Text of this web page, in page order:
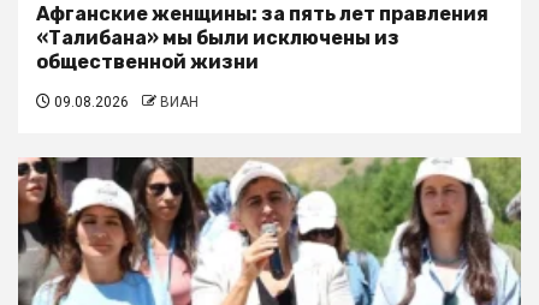
Афганские женщины: за пять лет правления
«Талибана» мы были исключены из
общественной жизни
09.08.2026 ВИАН